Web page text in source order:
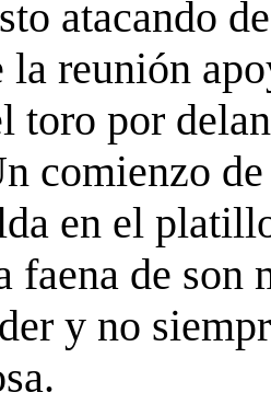
atacando
la reunión
toro por
comienzo
en el
faena de son
y no